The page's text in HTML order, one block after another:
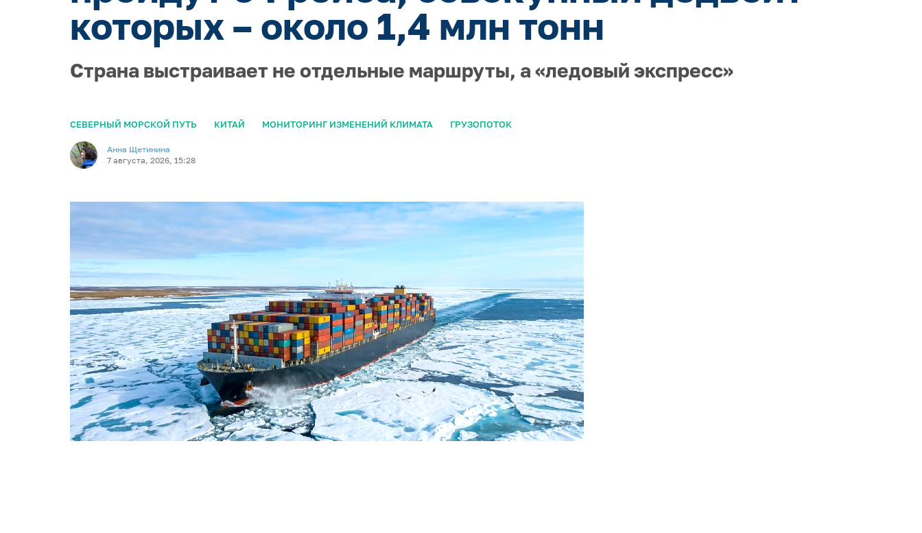
которых – около 1,4 млн тонн
Страна выстраивает не отдельные маршруты, а «ледовый экспресс»
СЕВЕРНЫЙ МОРСКОЙ ПУТЬ КИТАЙ МОНИТОРИНГ ИЗМЕНЕНИЙ КЛИМАТА ГРУЗОПОТОК
Анна Щетинина
7 августа, 2026, 15:28